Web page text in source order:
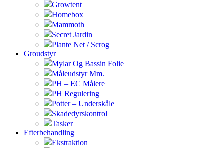
Growtent
Homebox
Mammoth
Secret Jardin
Plante Net / Scrog
Groudstyr
Mylar Og Bassin Folie
Måleudstyr Mm.
PH – EC Målere
PH Regulering
Potter – Underskåle
Skadedyrskontrol
Tasker
Efterbehandling
Ekstraktion